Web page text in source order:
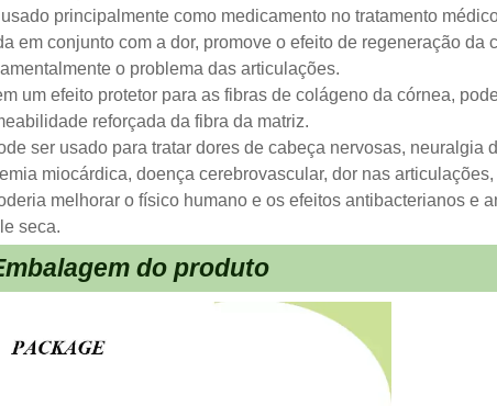
principalmente como medicamento no tratamento
em conjunto com a dor, promove o efeito de regeneração da
o problema das articulações.
um efeito protetor para as fibras de colágeno da córnea,
reforçada da fibra da matriz.
ser usado para tratar dores de cabeça nervosas, neuralgia
miocárdica, doença cerebrovascular, dor nas
melhorar o físico humano e os efeitos antibacterianos e
seca.
do produto